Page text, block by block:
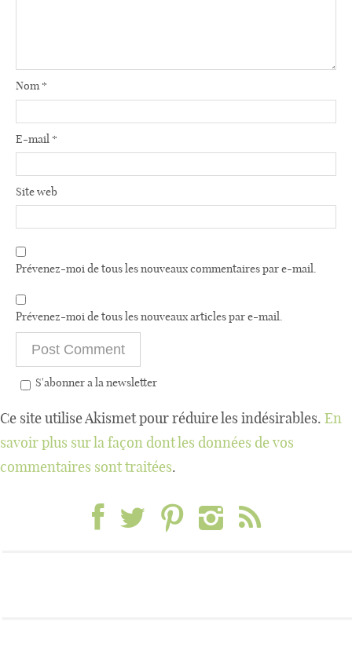
Nom*
E-mail *
Site web
Prévenez-moi de tous les nouveaux commentaires par e-mail.
Prévenez-moi de tous les nouveaux articles par e-mail.
S'abonner a la newsletter
Ce site utilise Akismet pour réduire les indésirables. En
savoir plus sur la façon dont les données de vos
commentaires sont traitées.